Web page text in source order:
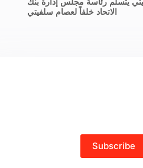
يتسلّم رئاسة مجلس إدارة بنك
الاتحاد خلفاً لعصام سلفيتي
Subscribe